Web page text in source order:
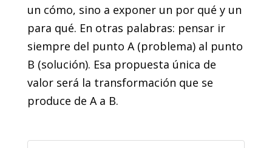
un cómo, sino a exponer un por qué y un
para qué. En otras palabras: pensar ir
siempre del punto A (problema) al punto
B (solución). Esa propuesta única de
valor será la transformación que se
produce de A a B.